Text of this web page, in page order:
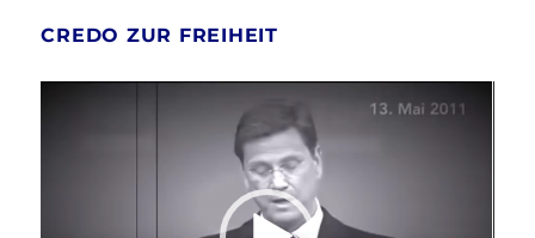
CREDO ZUR FREIHEIT